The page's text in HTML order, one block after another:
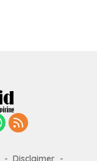
Disclaimer